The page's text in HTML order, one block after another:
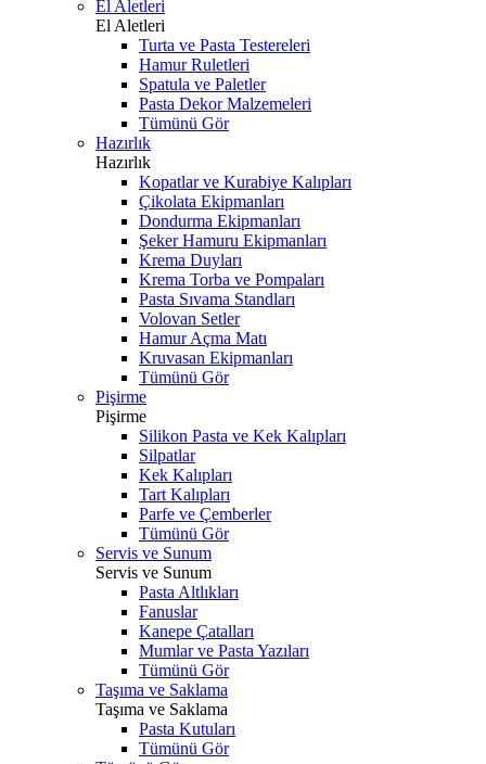
El Aletleri
El Aletleri
Turta ve Pasta Testereleri
Hamur Ruletleri
Spatula ve Paletler
Pasta Dekor Malzemeleri
Tümünü Gör
Hazırlık
Hazırlık
Kopatlar ve Kurabiye Kalıpları
Çikolata Ekipmanları
Dondurma Ekipmanları
Şeker Hamuru Ekipmanları
Krema Duyları
Krema Torba ve Pompaları
Pasta Sıvama Standları
Volovan Setler
Hamur Açma Matı
Kruvasan Ekipmanları
Tümünü Gör
Pişirme
Pişirme
Silikon Pasta ve Kek Kalıpları
Silpatlar
Kek Kalıpları
Tart Kalıpları
Parfe ve Çemberler
Tümünü Gör
Servis ve Sunum
Servis ve Sunum
Pasta Altlıkları
Fanuslar
Kanepe Çatalları
Mumlar ve Pasta Yazıları
Tümünü Gör
Taşıma ve Saklama
Taşıma ve Saklama
Pasta Kutuları
Tümünü Gör